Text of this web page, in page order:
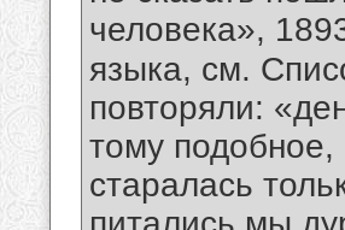
человека»,
языка, см.
повторяли:
тому
старалась